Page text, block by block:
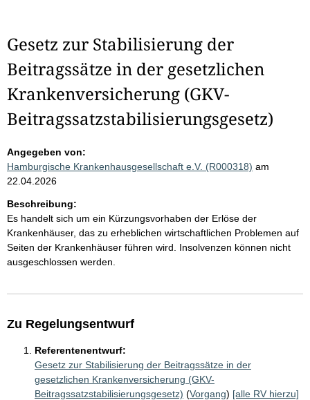
Gesetz zur Stabilisierung der
Beitragssätze in der gesetzlichen
Krankenversicherung (GKV-
Beitragssatzstabilisierungsgesetz)
Angegeben von:
Hamburgische Krankenhausgesellschaft e.V. (R000318) am
22.04.2026
Beschreibung:
Es handelt sich um ein Kürzungsvorhaben der Erlöse der
Krankenhäuser, das zu erheblichen wirtschaftlichen Problemen auf
Seiten der Krankenhäuser führen wird. Insolvenzen können nicht
ausgeschlossen werden.
Zu Regelungsentwurf
Referentenentwurf:
Gesetz zur Stabilisierung der Beitragssätze in der
gesetzlichen Krankenversicherung (GKV-
Beitragssatzstabilisierungsgesetz) (Vorgang) [alle RV hierzu]